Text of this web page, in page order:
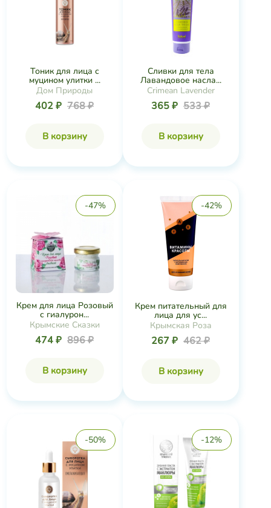
Тоник для лица с
муцином улитки ...
Дом Природы
402 ₽ 768 ₽
В корзину
Сливки для тела
Лавандовое насла...
Crimean Lavender
365 ₽ 533 ₽
В корзину
-47%
Крем для лица Розовый
с гиалурон...
Крымские Сказки
474 ₽ 896 ₽
В корзину
-42%
Крем питательный для
лица для ус...
Крымская Роза
267 ₽ 462 ₽
В корзину
-50% -12%